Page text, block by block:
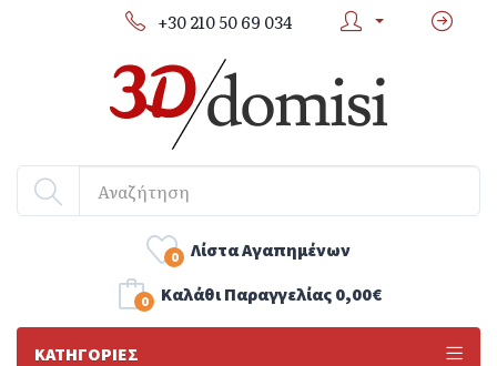
+30 210 50 69 034
0 Λίστα Αγαπημένων
0 Kαλάθι Παραγγελίας 0,00€
ΚΑΤΗΓΟΡΊΕΣ